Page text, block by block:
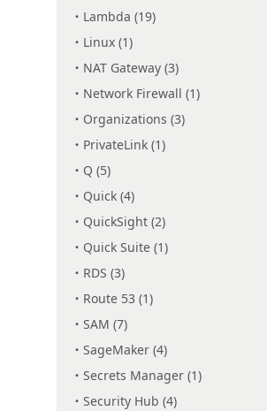
Lambda (19)
Linux (1)
NAT Gateway (3)
Network Firewall (1)
Organizations (3)
PrivateLink (1)
Q (5)
Quick (4)
QuickSight (2)
Quick Suite (1)
RDS (3)
Route 53 (1)
SAM (7)
SageMaker (4)
Secrets Manager (1)
Security Hub (4)